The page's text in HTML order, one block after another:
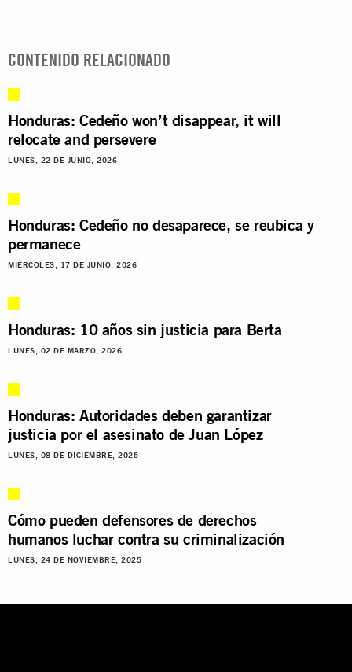
CONTENIDO RELACIONADO
Honduras: Cedeño won’t disappear, it will
relocate and persevere
LUNES, 22 DE JUNIO, 2026
Honduras: Cedeño no desaparece, se reubica y
permanece
MIÉRCOLES, 17 DE JUNIO, 2026
Honduras: 10 años sin justicia para Berta
LUNES, 02 DE MARZO, 2026
Honduras: Autoridades deben garantizar
justicia por el asesinato de Juan López
LUNES, 08 DE DICIEMBRE, 2025
Cómo pueden defensores de derechos
humanos luchar contra su criminalización
LUNES, 24 DE NOVIEMBRE, 2025